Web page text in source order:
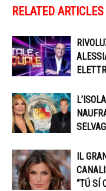
RELATED ARTICLES
IL
“TÚ SÍ